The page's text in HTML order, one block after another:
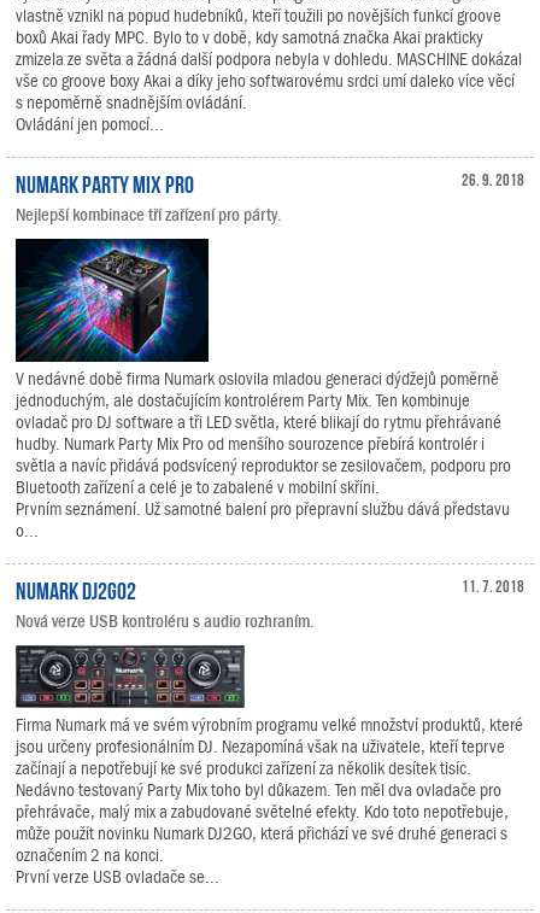
vlastně vznikl na popud hudebníků, kteří toužili po novějších funkcí groove
boxů Akai řady MPC. Bylo to v době, kdy samotná značka Akai prakticky
zmizela ze světa a žádná další podpora nebyla v dohledu. MASCHINE dokázal
vše co groove boxy Akai a díky jeho softwarovému srdci umí daleko více věcí
s nepoměrně snadnějším ovládání.
Ovládání jen pomocí...
26. 9. 2018
Numark Party Mix Pro
Nejlepší kombinace tří zařízení pro párty.
V nedávné době firma Numark oslovila mladou generaci dýdžejů poměrně
jednoduchým, ale dostačujícím kontrolérem Party Mix. Ten kombinuje
ovladač pro DJ software a tři LED světla, které blikají do rytmu přehrávané
hudby. Numark Party Mix Pro od menšího sourozence přebírá kontrolér i
světla a navíc přidává podsvícený reproduktor se zesilovačem, podporu pro
Bluetooth zařízení a celé je to zabalené v mobilní skříni.
Prvním seznámení. Už samotné balení pro přepravní službu dává představu
o...
11. 7. 2018
Numark DJ2GO2
Nová verze USB kontroléru s audio rozhraním.
Firma Numark má ve svém výrobním programu velké množství produktů, které
jsou určeny profesionálním DJ. Nezapomíná však na uživatele, kteří teprve
začínají a nepotřebují ke své produkci zařízení za několik desítek tisíc.
Nedávno testovaný Party Mix toho byl důkazem. Ten měl dva ovladače pro
přehrávače, malý mix a zabudované světelné efekty. Kdo toto nepotřebuje,
může použít novinku Numark DJ2GO, která přichází ve své druhé generaci s
označením 2 na konci.
První verze USB ovladače se...